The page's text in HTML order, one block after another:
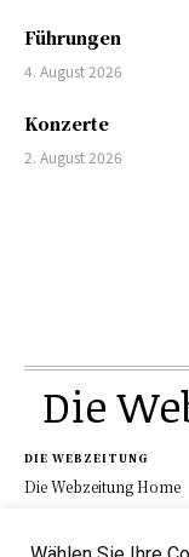
Führungen
4. August 2026
Konzerte
2. August 2026
Die
DIE WEBZEITUNG
Die Webzeitung Home
Impressum